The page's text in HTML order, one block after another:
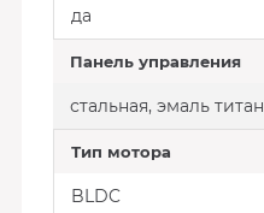
да
Панель управления
стальная, эмаль титан
Тип мотора
BLDC